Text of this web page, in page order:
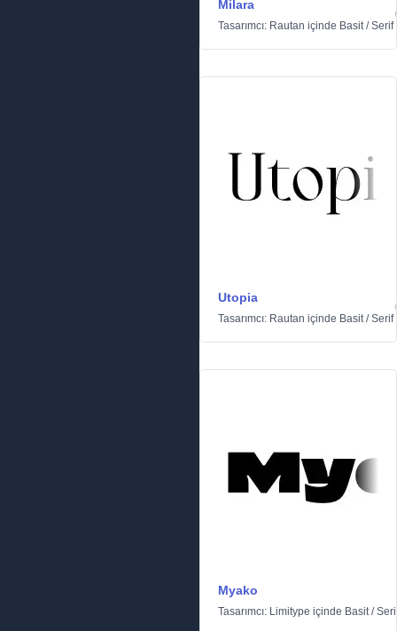
Milara
Tasarımcı: Rautan içinde Basit/Serif
Utopia
Tasarımcı: Rautan içinde Basit/Serif
Myako
Tasarımcı: Limitype içinde Basit/